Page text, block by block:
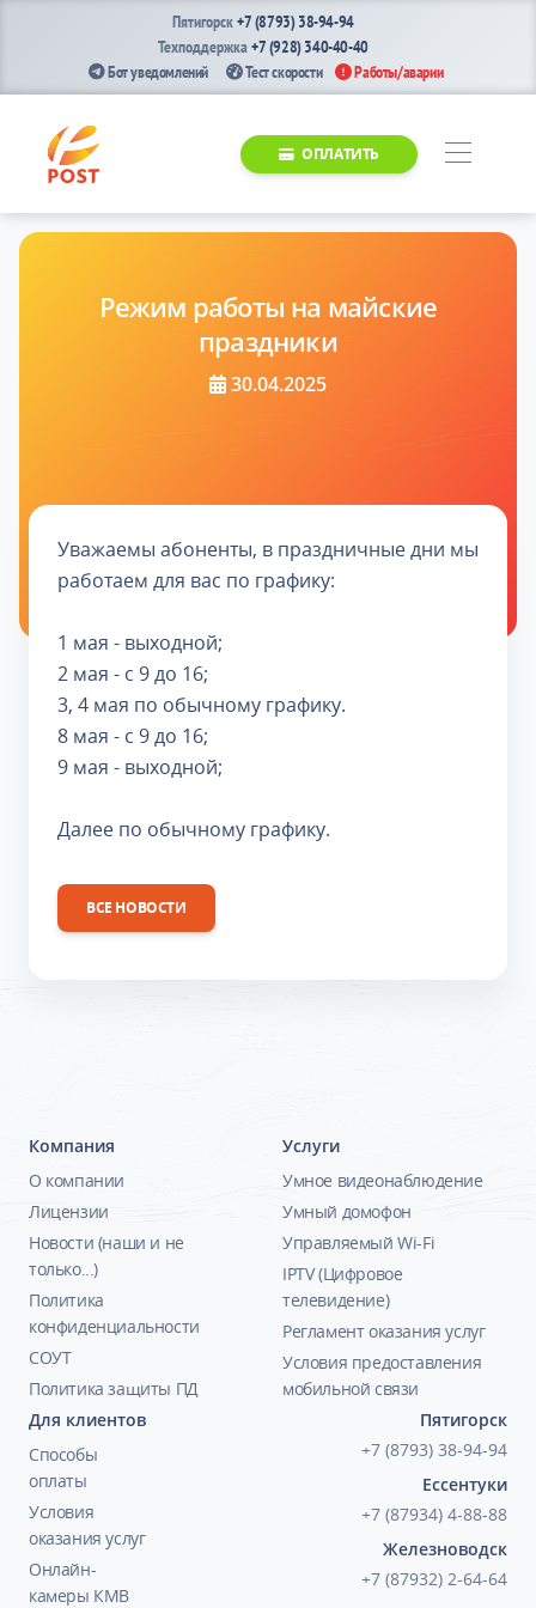
Пятигорск+7 (8793) 38-94-94
Техподдержка+7 (928) 340-40-40
Бот уведомлений
Тест скорости Работы/аварии
ОПЛАТИТЬ
Режим работы на майские
праздники
30.04.2025
Уважаемы абоненты, в праздничные дни мы
работаем для вас по графику:
1 мая - выходной;
2 мая - с 9 до 16;
3, 4 мая по обычному графику.
8 мая - с 9 до 16;
9 мая - выходной;
Далее по обычному графику.
ВСЕ НОВОСТИ
Компания
О компании
Лицензии
Новости (наши и не
только...)
Политика
конфиденциальности
СОУТ
Политика защиты ПД
Услуги
Умное видеонаблюдение
Умный домофон
Управляемый Wi-Fi
IPTV (Цифровое
телевидение)
Регламент оказания услуг
Условия предоставления
мобильной связи
Для клиентов
Способы
оплаты
Условия
оказания услуг
Онлайн-
камеры КМВ
Пятигорск
+7 (8793) 38-94-94
Ессентуки
+7 (87934) 4-88-88
Железноводск
+7 (87932) 2-64-64